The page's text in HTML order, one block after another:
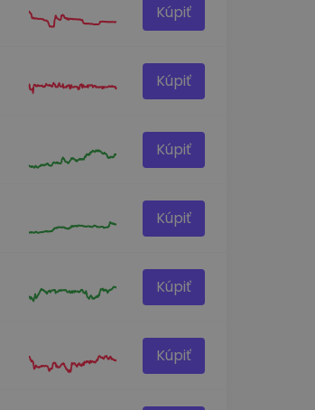
Kúpiť
Kúpiť
Kúpiť
Kúpiť
Kúpiť
Kúpiť